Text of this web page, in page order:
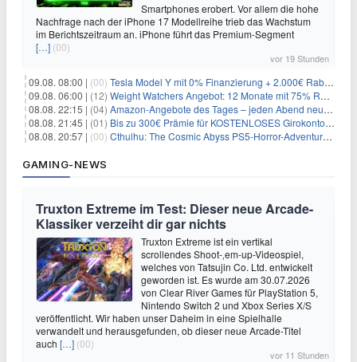
Smartphones erobert. Vor allem die hohe
Nachfrage nach der iPhone 17 Modellreihe trieb das Wachstum
im Berichtszeitraum an. iPhone führt das Premium-Segment
[…] (00)
vor 19 Stunden
09.08. 08:00 | (00) Tesla Model Y mit 0% Finanzierung + 2.000€ Rabatt für 38.970€
09.08. 06:00 | (12) Weight Watchers Angebot: 12 Monate mit 75% Rabatt ab 6,25€/Monat
08.08. 22:15 | (04) Amazon-Angebote des Tages – jeden Abend neue Deals zum Stöbern
08.08. 21:45 | (01) Bis zu 300€ Prämie für KOSTENLOSES Girokonto bei der Santander – 50€ schon nach 1 Woche!
08.08. 20:57 | (00) Cthulhu: The Cosmic Abyss PS5-Horror-Adventure für 27,99€
GAMING-NEWS
Truxton Extreme im Test: Dieser neue Arcade-
Klassiker verzeiht dir gar nichts
Truxton Extreme ist ein vertikal
scrollendes Shoot-‚em-up-Videospiel,
welches von Tatsujin Co. Ltd. entwickelt
geworden ist. Es wurde am 30.07.2026
von Clear River Games für PlayStation 5,
Nintendo Switch 2 und Xbox Series X/S
veröffentlicht. Wir haben unser Daheim in eine Spielhalle
verwandelt und herausgefunden, ob dieser neue Arcade-Titel
auch […] (00)
vor 11 Stunden